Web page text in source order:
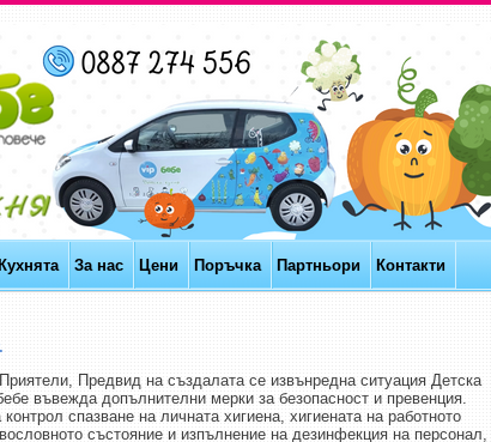
Кухнята За нас Цени Поръчка Партньори Контакти
Предвид на създалата се извънредна ситуация Детска
въвежда допълнителни мерки за безопасност и превенция.
спазване на личната хигиена, хигиената на работното
състояние и изпълнение на дезинфекция на персонал,